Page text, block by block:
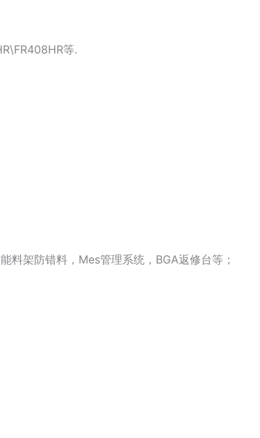
等.
料架防错料，Mes管理系统，BGA返修台等；